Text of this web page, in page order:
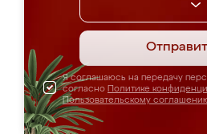
Я соглашаюсь на передачу
согласно Политике
Пользовательскому